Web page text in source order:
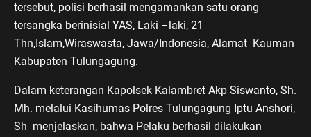
tersebut, polisi berhasil mengamankan satu orang
tersangka berinisial YAS, Laki –laki, 21
Thn,Islam,Wiraswasta, Jawa/Indonesia, Alamat Kauman
Kabupaten Tulungagung.
Dalam keterangan Kapolsek Kalambret Akp Siswanto, Sh.
Mh. melalui Kasihumas Polres Tulungagung Iptu Anshori,
Sh menjelaskan, bahwa Pelaku berhasil dilakukan